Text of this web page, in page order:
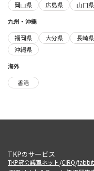
岡山県
広島県 山口県
九州・沖縄
福岡県
大分県 長崎県
沖縄県
海外
香港
TKPのサービス
TKP貸会議室ネット/CIRQ/fabbit